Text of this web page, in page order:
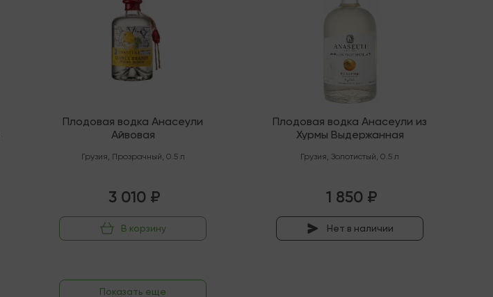
Плодовая водка Анасеули
Айвовая
Грузия, Прозрачный, 0.5 л
3 010 ₽
В корзину
Плодовая водка Анасеули из
Хурмы Выдержанная
Грузия, Золотистый,0.5 л
1 850 ₽
Нет в наличии
Показать еще